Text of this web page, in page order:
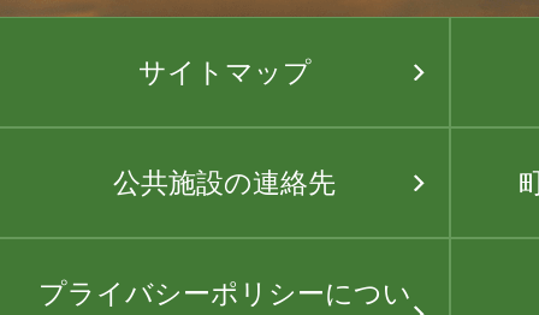
サイトマップ
公共施設の連絡先
プライバシーポリシーについ